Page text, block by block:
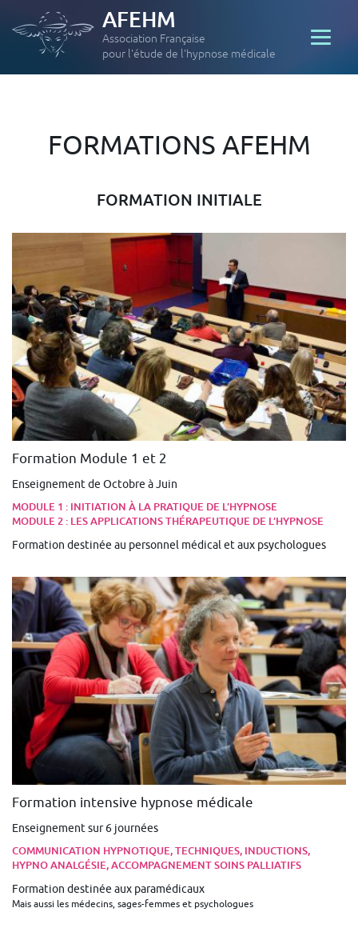
AFEHM
Association Française
pour l'étude de l'hypnose médicale
FORMATIONS AFEHM
FORMATION INITIALE
Formation Module 1 et 2
Enseignement de Octobre à Juin
MODULE 1 : INITIATION À LA PRATIQUE DE L’HYPNOSE
MODULE 2 : LES APPLICATIONS THÉRAPEUTIQUE DE L’HYPNOSE
Formation destinée au personnel médical et aux psychologues
Formation intensive hypnose médicale
Enseignement sur 6 journées
COMMUNICATION HYPNOTIQUE, TECHNIQUES, INDUCTIONS,
HYPNO ANALGÉSIE, ACCOMPAGNEMENT SOINS PALLIATIFS
Formation destinée aux paramédicaux
Mais aussi les médecins, sages-femmes et psychologues